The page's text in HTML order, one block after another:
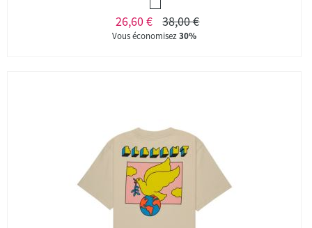
26,60 € 38,00 €
Vous économisez30%